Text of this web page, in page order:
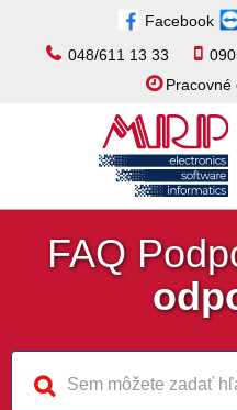
Facebook
048/611 13 33
Pracovné
FAQ